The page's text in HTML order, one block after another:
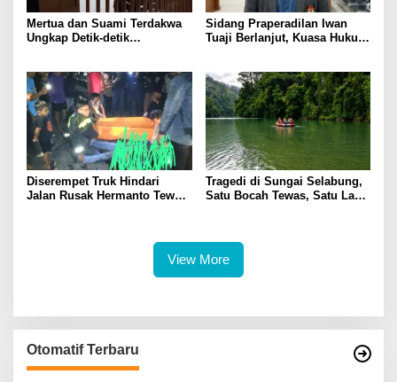
Mertua dan Suami Terdakwa
Ungkap Detik-detik
Sidang Praperadilan Iwan
Tuaji Berlanjut, Kuasa Hukum
Diserempet Truk Hindari
Jalan Rusak Hermanto Tewas
Tragedi di Sungai Selabung,
Satu Bocah Tewas, Satu Lagi
View More
Otomatif Terbaru